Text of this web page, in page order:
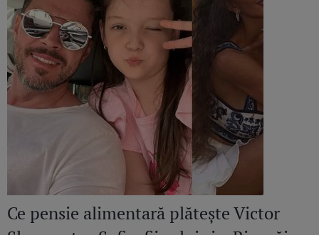
Ce pensie alimentară plătește Victor